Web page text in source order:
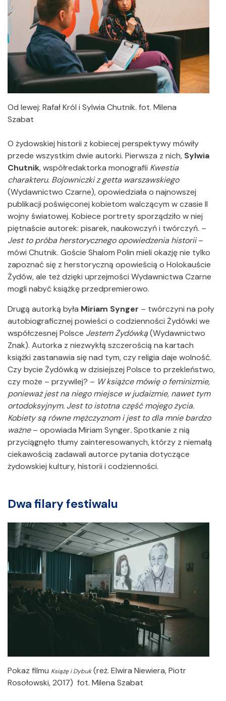
Od lewej: Rafał Król i Sylwia Chutnik. fot. Milena
Szabat
O żydowskiej historii z kobiecej perspektywy mówiły
przede wszystkim dwie autorki. Pierwsza z nich, Sylwia
Chutnik, współredaktorka monografii Kwestia
charakteru. Bojowniczki z getta warszawskiego
(Wydawnictwo Czarne), opowiedziała o najnowszej
publikacji poświęconej kobietom walczącym w czasie II
wojny światowej. Kobiece portrety sporządziło w niej
piętnaście autorek: pisarek, naukowczyń i twórczyń. –
Jest to próba herstorycznego opowiedzenia historii–
mówi Chutnik. Goście Shalom Polin mieli okazję nie tylko
zapoznać się z herstoryczną opowieścią o Holokauście
Żydów, ale też dzięki uprzejmości Wydawnictwa Czarne
mogli nabyć książkę przedpremierowo.
Drugą autorką była Miriam Synger – twórczyni na poły
autobiograficznej powieści o codzienności Żydówki we
współczesnej Polsce Jestem Żydówką(Wydawnictwo
Znak). Autorka z niezwykłą szczerością na kartach
książki zastanawia się nad tym, czy religia daje wolność.
Czy bycie Żydówką w dzisiejszej Polsce to przekleństwo,
czy może – przywilej? – W książce mówię o feminizmie,
ponieważ jest na niego miejsce w judaizmie, nawet tym
ortodoksyjnym. Jest to istotna część mojego życia.
Kobiety są równe mężczyznom i jest to dla mnie bardzo
ważne– opowiada Miriam Synger.Spotkanie z nią
przyciągnęło tłumy zainteresowanych, którzy z niemałą
ciekawością zadawali autorce pytania dotyczące
żydowskiej kultury, historii i codzienności.
Dwa filary festiwalu
Pokaz filmu Książę i Dybuk(reż. Elwira Niewiera, Piotr
Rosołowski, 2017) fot. Milena Szabat